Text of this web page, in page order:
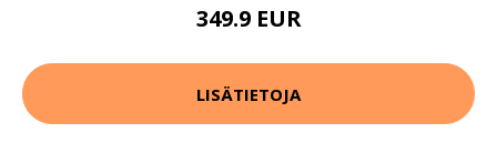
349.9 EUR
LISÄTIETOJA